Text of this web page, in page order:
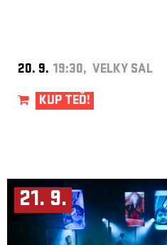
20. 9. 19:30, VELKÝ SÁL
KUP TEĎ!
21. 9.